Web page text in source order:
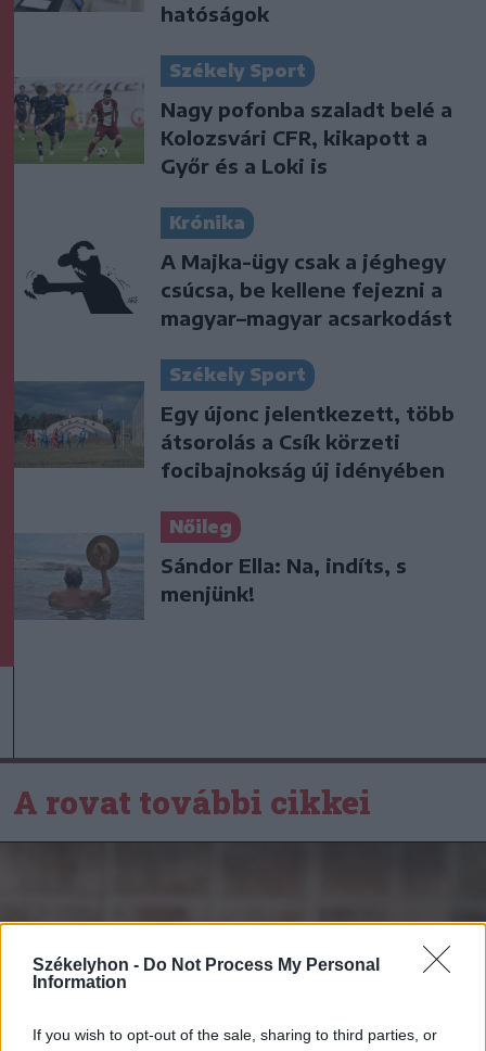
Székelyhon - Do Not Process My Personal
Information
If you wish to opt-out of the sale, sharing to third parties, or
hatóságok
Székely Sport
Nagy pofonba szaladt belé a
Kolozsvári CFR, kikapott a
Győr és a Loki is
Krónika
A Majka-ügy csak a jéghegy
csúcsa, be kellene fejezni a
magyar–magyar acsarkodást
Székely Sport
Egy újonc jelentkezett, több
átsorolás a Csík körzeti
focibajnokság új idényében
Nőileg
Sándor Ella: Na, indíts, s
menjünk!
A rovat további cikkei